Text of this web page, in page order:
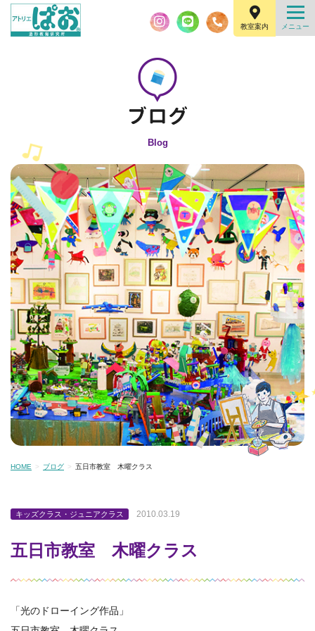
教室案内
Blog
HOME ブログ 五日市教室 木曜クラス
キッズクラス・ジュニアクラス 2010.03.19
五日市教室 木曜クラス
「光のドローイング作品」